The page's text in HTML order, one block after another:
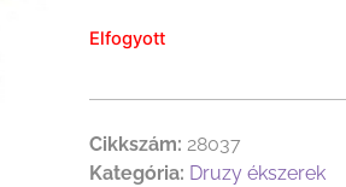
Elfogyott
Cikkszám: 28037
Kategória: Druzy ékszerek